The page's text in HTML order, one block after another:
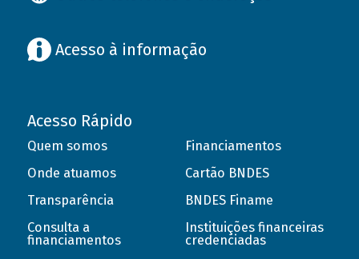
Acesso à informação
Acesso Rápido
Quem somos
Onde atuamos
Transparência
Consulta a
financiamentos
Financiamentos
Cartão BNDES
BNDES Finame
Instituições financeiras
credenciadas